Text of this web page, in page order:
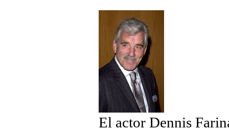
El actor Dennis